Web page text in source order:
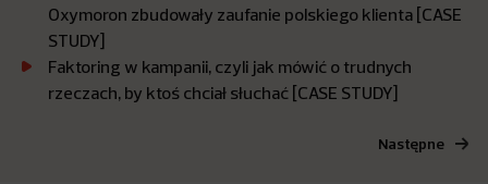
Oxymoron zbudowały zaufanie polskiego klienta [CASE
STUDY]
Faktoring w kampanii, czyli jak mówić o trudnych
rzeczach, by ktoś chciał słuchać [CASE STUDY]
Następne